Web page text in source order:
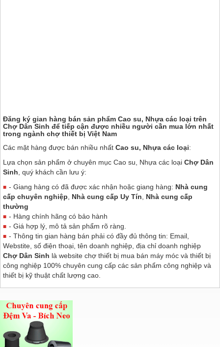
Đăng ký gian hàng bán sản phẩm Cao su, Nhựa các loại trên
Chợ Dân Sinh để tiếp cận được nhiều người cần mua lớn nhất
trong ngành chợ thiết bị Việt Nam
Các mặt hàng được bán nhiều nhất Cao su, Nhựa các loại:
Lựa chọn sản phẩm ở chuyên mục Cao su, Nhựa các loại Chợ Dân
Sinh, quý khách cần lưu ý:
- Giang hàng có đã được xác nhận hoặc giang hàng: Nhà cung
cấp chuyên nghiệp, Nhà cung cấp Uy Tín, Nhà cung cấp
thường
- Hàng chính hãng có bảo hành
- Giá hợp lý, mô tả sản phẩm rõ ràng.
- Thông tin gian hàng bán phải có đầy đủ thông tin: Email,
Webstite, số điện thoại, tên doanh nghiệp, địa chỉ doanh nghiệp
Chợ Dân Sinh là website chợ thiết bị mua bán máy móc và thiết bị
công nghiệp 100% chuyên cung cấp các sản phẩm công nghiệp và
thiết bị kỹ thuật chất lượng cao.